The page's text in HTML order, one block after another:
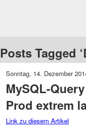
Posts Tagged
Sonntag, 14. Dezember
MySQL-
Prod extrem
Link zu diesem Artikel